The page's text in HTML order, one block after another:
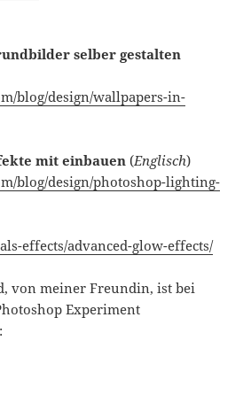
selber gestalten
blog/design/wallpapers-in-
mit einbauen (Englisch)
blog/design/photoshop-lighting-
effects/advanced-glow-effects/
von meiner Freundin, ist bei
Experiment